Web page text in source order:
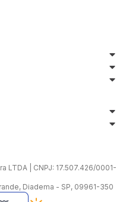
LTDA | CNPJ: 17.507.426/0001-
Diadema - SP, 09961-350